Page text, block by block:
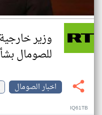
وزير
للصومال
اخبار الصومال
IQ61TB